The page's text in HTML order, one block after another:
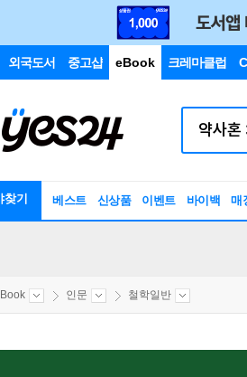
외국도서 중고샵 eBook 크레마클럽
기 베스트 신상품 이벤트 바이백 매
인문 철학일반